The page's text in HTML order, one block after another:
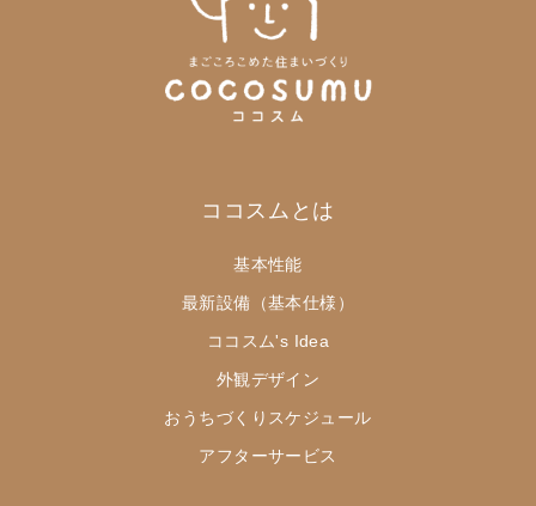
ココスムとは
基本性能
最新設備（基本仕様）
ココスム's Idea
外観デザイン
おうちづくりスケジュール
アフターサービス